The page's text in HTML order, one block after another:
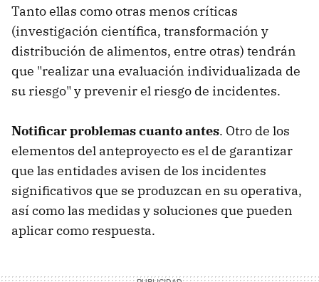
Tanto ellas como otras menos críticas
(investigación científica, transformación y
distribución de alimentos, entre otras) tendrán
que "realizar una evaluación individualizada de
su riesgo" y prevenir el riesgo de incidentes.
Notificar problemas cuanto antes. Otro de los
elementos del anteproyecto es el de garantizar
que las entidades avisen de los incidentes
significativos que se produzcan en su operativa,
así como las medidas y soluciones que pueden
aplicar como respuesta.